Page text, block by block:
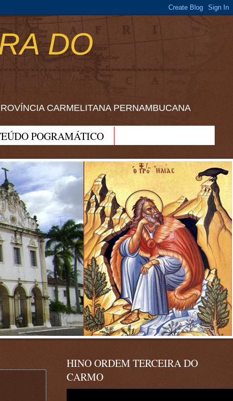
DO
CARMELITANA PERNAMBUCANA
POGRAMÁTICO
HINO ORDEM TERCEIRA DO
CARMO